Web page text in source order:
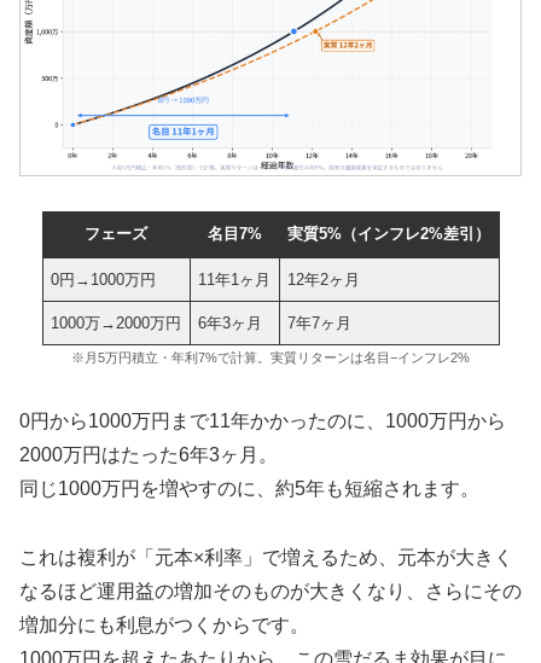
フェーズ 名目7% 実質5%（インフレ2%差引）
0円→1000万円 11年1ヶ月 12年2ヶ月
1000万→2000万円 6年3ヶ月 7年7ヶ月
※月5万円積立・年利7%で計算。実質リターンは名目−インフレ2%
0円から1000万円まで11年かかったのに、1000万円から
2000万円はたった6年3ヶ月。
同じ1000万円を増やすのに、約5年も短縮されます。
これは複利が「元本×利率」で増えるため、元本が大きく
なるほど運用益の増加そのものが大きくなり、さらにその
増加分にも利息がつくからです。
1000万円を超えたあたりから、この雪だるま効果が目に